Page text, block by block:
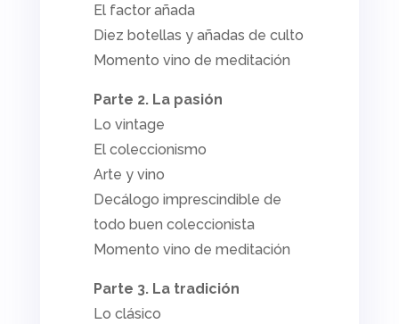
El factor añada
Diez botellas y añadas de culto
Momento vino de meditación
Parte 2. La pasión
Lo vintage
El coleccionismo
Arte y vino
Decálogo imprescindible de
todo buen coleccionista
Momento vino de meditación
Parte 3. La tradición
Lo clásico